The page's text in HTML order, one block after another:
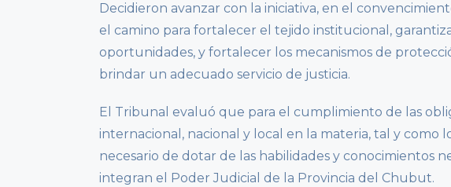
Decidieron avanzar con la iniciativa, en el
el camino para fortalecer el tejido institucional,
oportunidades, y fortalecer los mecanismos de
brindar un adecuado servicio de justicia.
El Tribunal evaluó que para el cumplimiento de las
internacional, nacional y local en la materia, tal y como
necesario de dotar de las habilidades y conocimientos
integran el Poder Judicial de la Provincia del Chubut.